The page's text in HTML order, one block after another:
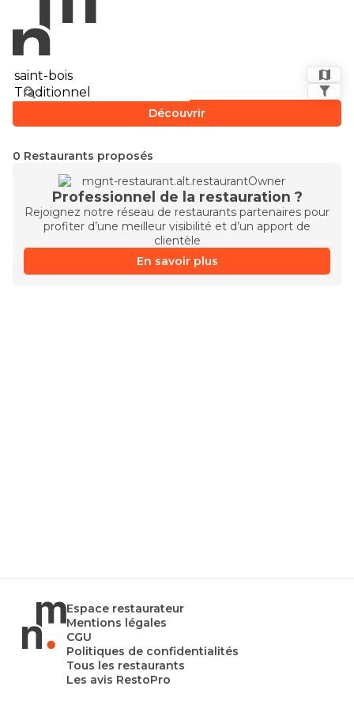
Découvrir
0 Restaurants proposés
Professionnel de la restauration ?
Rejoignez notre réseau de restaurants partenaires pour
profiter d’une meilleur visibilité et d’un apport de
clientèle
En savoir plus
Espace restaurateur
Mentions légales
CGU
Politiques de confidentialités
Tous les restaurants
Les avis RestoPro